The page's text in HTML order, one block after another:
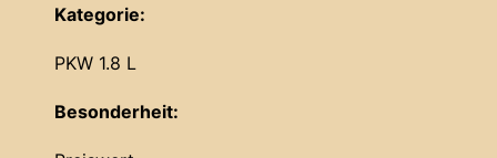
Kategorie:
PKW 1.8 L
Besonderheit: